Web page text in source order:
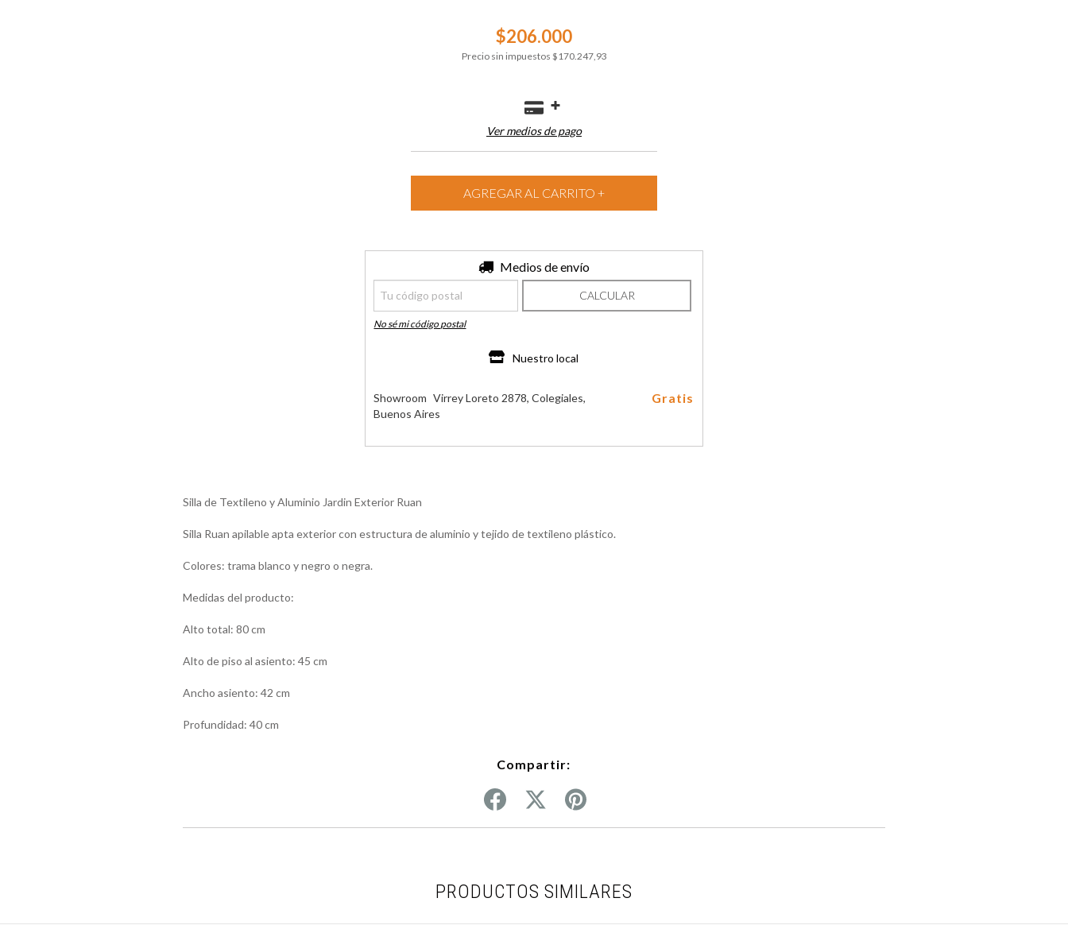
$206.000
Precio sin impuestos $170.247,93
Ver medios de pago
Medios de envío
CALCULAR
No sé mi código postal
Nuestro local
Showroom Virrey Loreto 2878, Colegiales,
Buenos Aires
Gratis
Silla de Textileno y Aluminio Jardin Exterior Ruan
Silla Ruan apilable apta exterior con estructura de aluminio y tejido de textileno plástico.
Colores: trama blanco y negro o negra.
Medidas del producto:
Alto total: 80 cm
Alto de piso al asiento: 45 cm
Ancho asiento: 42 cm
Profundidad: 40 cm
Compartir:
PRODUCTOS SIMILARES